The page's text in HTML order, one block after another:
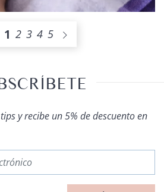
1 2 3 4 5
y recibe un 5% de descuento en